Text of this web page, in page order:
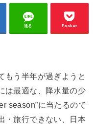
送る Pocket
もう半年が過ぎようと
は最適な、降水量の少
season”に当たるので
・旅行できない、日本